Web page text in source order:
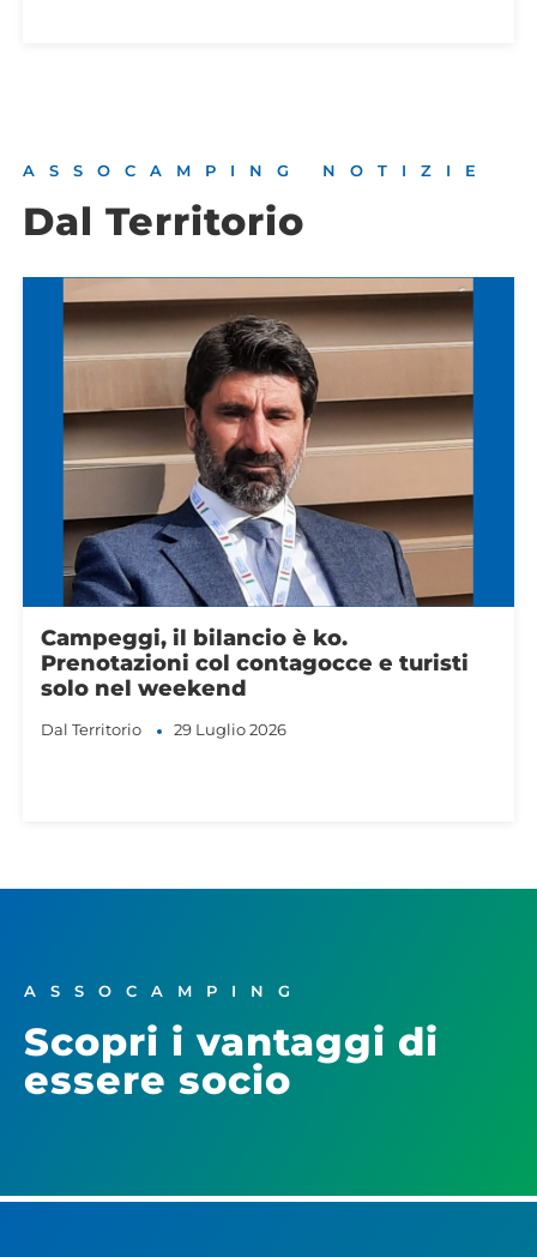
ASSOCAMPING NOTIZIE
Dal Territorio
Assocamping Confesercenti E.R.:
Monica Saielli Presidente dell’Emilia-
Romagna entra nella Giunta Nazionale
Dal Territorio In Primo Piano
ASSOCAMPING
Scopri i vantaggi di
essere socio